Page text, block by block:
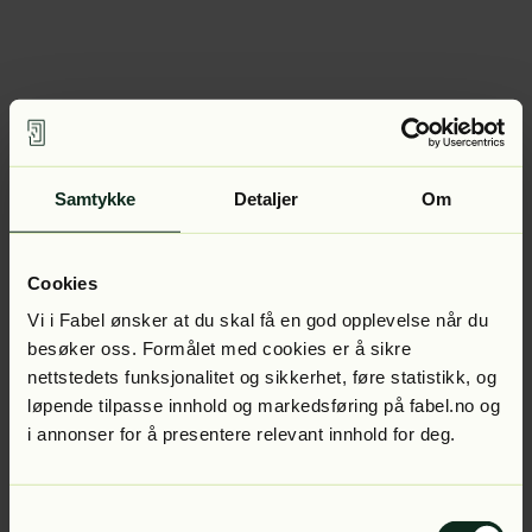
Samtykke Detaljer Om
Cookies
Vi i Fabel ønsker at du skal få en god opplevelse når du
besøker oss. Formålet med cookies er å sikre
nettstedets funksjonalitet og sikkerhet, føre statistikk, og
løpende tilpasse innhold og markedsføring på fabel.no og
i annonser for å presentere relevant innhold for deg.